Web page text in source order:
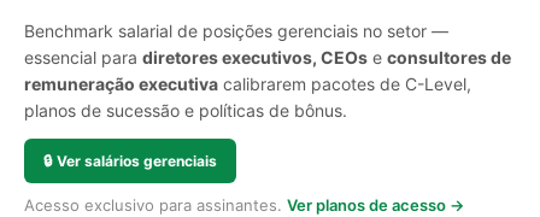
Benchmark salarial de posições gerenciais no setor —
essencial para diretores executivos, CEOs e consultores de
remuneração executiva calibrarem pacotes de C-Level,
planos de sucessão e políticas de bônus.
🔒 Ver salários gerenciais
Acesso exclusivo para assinantes. Ver planos de acesso →